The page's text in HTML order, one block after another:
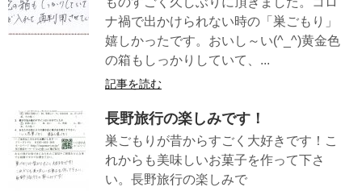
ナ禍で出かけられない時の「巣ごもり」
嬉しかったです。おいし～い(^_^)黄金色
の箱もしっかりしていて、...
記事を読む
長野旅行の楽しみです！
巣ごもりが昔からすごく大好きです！こ
れからも美味しいお菓子を作って下さ
い。長野旅行の楽しみで